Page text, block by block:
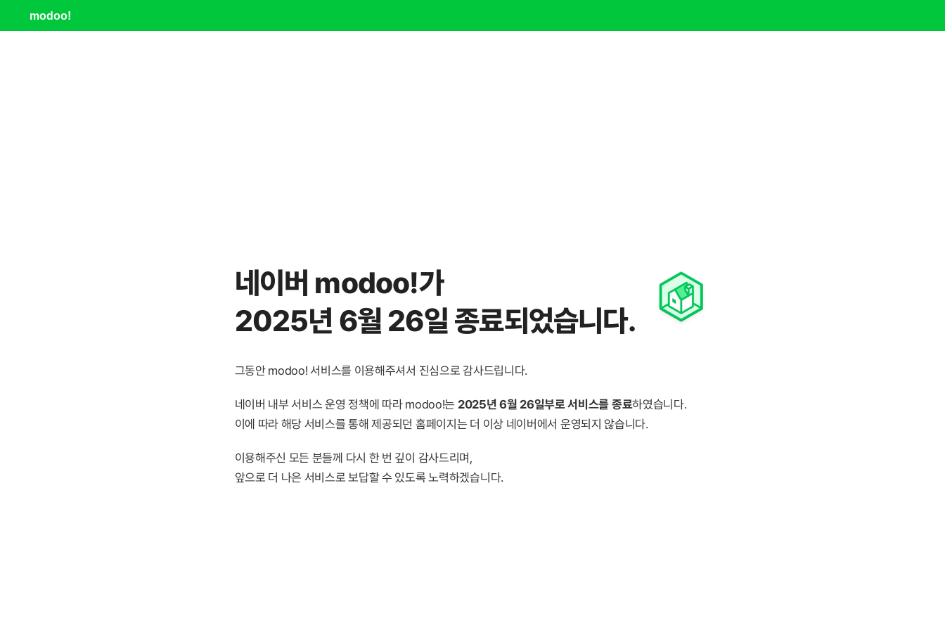
modoo!
네이버 modoo!가
2025년 6월 26일 종료되었습니다.
그동안 modoo! 서비스를 이용해주셔서 진심으로 감사드립니다.
네이버 내부 서비스 운영 정책에 따라 modoo!는 2025년 6월 26일부로 서비스를 종료하였습니다.
이에 따라 해당 서비스를 통해 제공되던 홈페이지는 더 이상 네이버에서 운영되지 않습니다.
이용해주신 모든 분들께 다시 한 번 깊이 감사드리며,
앞으로 더 나은 서비스로 보답할 수 있도록 노력하겠습니다.